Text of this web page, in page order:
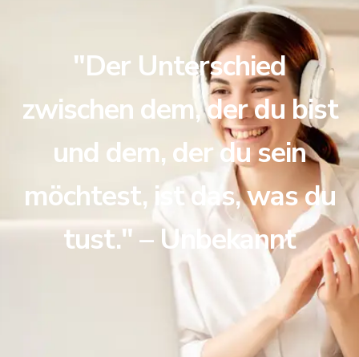
"Der Unterschied
zwischen dem, der du bist
und dem, der du sein
möchtest, ist das, was du
tust." – Unbekannt